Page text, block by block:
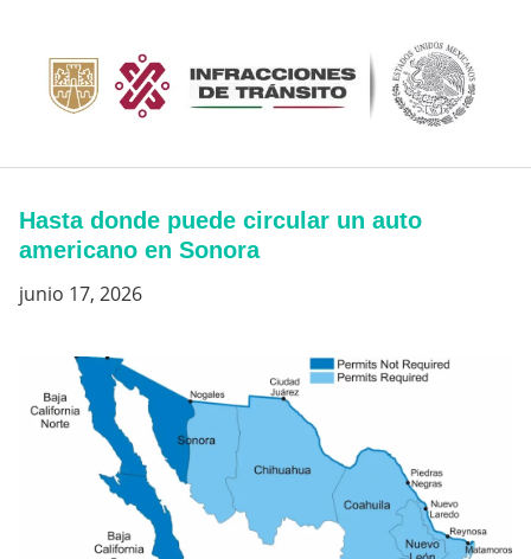
contenido
Hasta donde puede circular un auto
americano en Sonora
junio 17, 2026